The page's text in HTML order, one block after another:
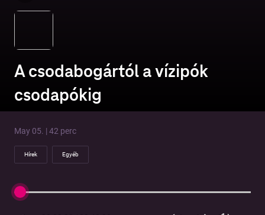
A csodabogártól a vízipók
csodapókig
May 05. | 42 perc
Hírek Egyéb